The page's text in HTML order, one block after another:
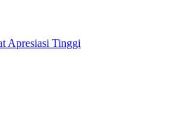
Apresiasi Tinggi